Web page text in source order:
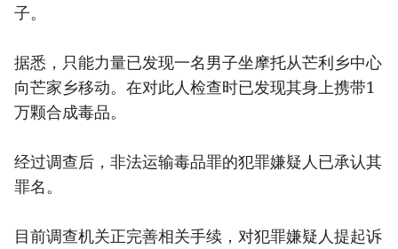
子。
据悉，只能力量已发现一名男子坐摩托从芒利乡中心
向芒家乡移动。在对此人检查时已发现其身上携带1
万颗合成毒品。
经过调查后，非法运输毒品罪的犯罪嫌疑人已承认其
罪名。
目前调查机关正完善相关手续，对犯罪嫌疑人提起诉